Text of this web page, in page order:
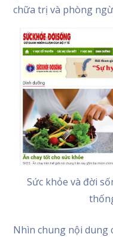
chữa trị và phòng
Sức khỏe và đời
Nhìn chung nội dung